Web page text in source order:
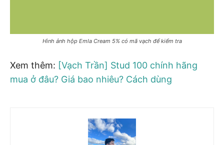
Hình ảnh hộp Emla Cream 5% có mã vạch để kiểm tra
Xem thêm: [Vạch Trần] Stud 100 chính hãng
mua ở đâu? Giá bao nhiêu? Cách dùng